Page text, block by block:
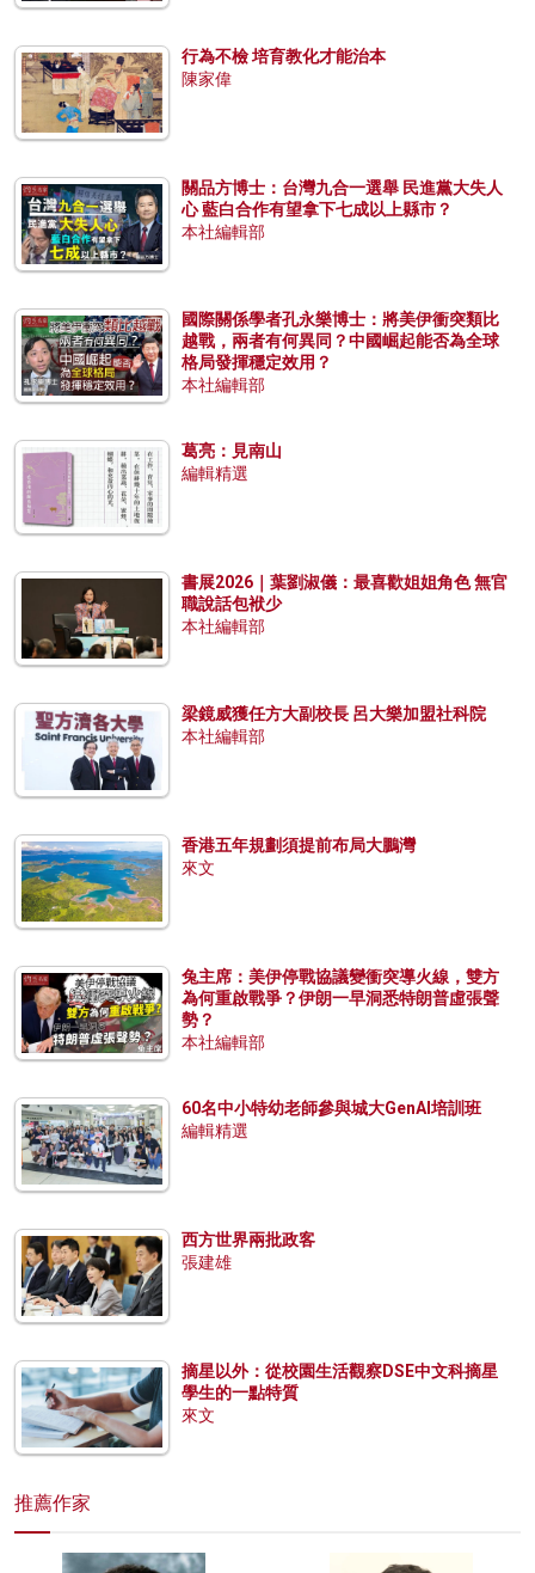
行為不檢 培育教化才能治本
陳家偉
關品方博士：台灣九合一選舉 民進黨大失人
心 藍白合作有望拿下七成以上縣市？
本社編輯部
國際關係學者孔永樂博士：將美伊衝突類比
越戰，兩者有何異同？中國崛起能否為全球
格局發揮穩定效用？
本社編輯部
葛亮：見南山
編輯精選
書展2026｜葉劉淑儀：最喜歡姐姐角色 無官
職說話包袱少
本社編輯部
梁鏡威獲任方大副校長 呂大樂加盟社科院
本社編輯部
香港五年規劃須提前布局大鵬灣
來文
兔主席：美伊停戰協議變衝突導火線，雙方
為何重啟戰爭？伊朗一早洞悉特朗普虛張聲
勢？
本社編輯部
60名中小特幼老師參與城大GenAI培訓班
編輯精選
西方世界兩批政客
張建雄
摘星以外：從校園生活觀察DSE中文科摘星
學生的一點特質
來文
推薦作家